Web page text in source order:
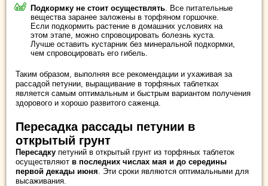
Подкормку не стоит осуществлять. Все питательные
вещества заранее заложены в торфяном горшочке.
Если подкормить растение в домашних условиях на
этом этапе, можно спровоцировать болезнь куста.
Лучше оставить кустарник без минеральной подкормки,
чем спровоцировать его гибель.
Таким образом, выполняя все рекомендации и ухаживая за
рассадой петунии, выращивание в торфяных таблетках
является самым оптимальным и быстрым вариантом получения
здорового и хорошо развитого саженца.
Пересадка рассады петунии в
открытый грунт
Пересадку петуний в открытый грунт из торфяных таблеток
осуществляют в последних числах мая и до середины
первой декады июня. Эти сроки являются оптимальными для
высаживания.